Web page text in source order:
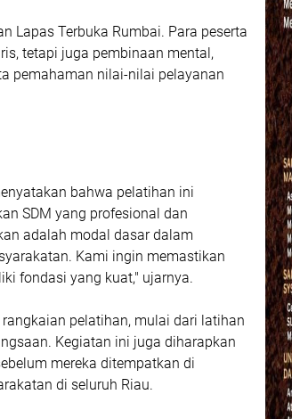
Lapas Terbuka Rumbai. Para peserta
tetapi juga pembinaan mental,
pemahaman nilai-nilai pelayanan
bahwa pelatihan ini
SDM yang profesional dan
adalah modal dasar dalam
Kami ingin memastikan
fondasi yang kuat," ujarnya.
pelatihan, mulai dari latihan
Kegiatan ini juga diharapkan
mereka ditempatkan di
di seluruh Riau.